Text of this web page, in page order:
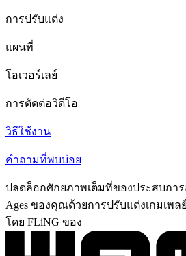
การปรับแต่ง
แผนที่
โอเวอร์เลย์
การตัดต่อวิดีโอ
วิธีใช้งาน
คำถามที่พบบ่อย
ปลดล็อกศักยภาพเต็มที่ของประสบการ
Ages ของคุณด้วยการปรับแต่งเกมเพล
โดย FLiNG ของ